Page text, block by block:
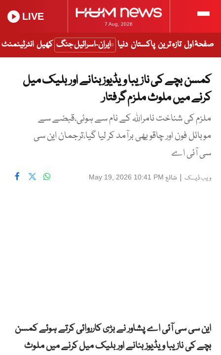
7 Aug, 2026
LIVE
صفحۂ اول تازہ ترین پاکستان دنیا ایران-اسرائیل جنگ کھیل انٹرٹینمنٹ
کمسن بچے کی نازیبا ویڈیوز بنانے اور بلیک میل
کرنے میں ملوث ملزم گرفتار
ملزم کی شناخت نامراللہ کے نام سے ہوئی،قبضے سے
موبائل فون اور چاقو بھی برآمد کر لیا گیا،ترجمان این سی
سی آئی اے
ویب ڈیسک | شائع May 19, 2026 10:41 PM
این سی سی آئی اے پشاور نے بڑی کارروائی کرتے ہوئے کمسن
بچے کی نازیبا ویڈیوز بنانے اور بلیک میل کرنے میں ملوث